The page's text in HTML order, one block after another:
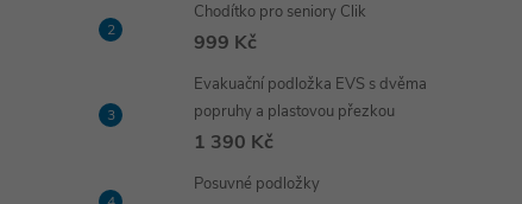
Chodítko pro seniory Clik
999 Kč
Evakuační podložka EVS s dvěma
popruhy a plastovou přezkou
1 390 Kč
Posuvné podložky